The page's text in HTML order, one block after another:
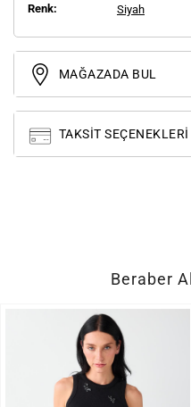
Renk:
Siyah
MAĞAZADA BUL
TAKSIT SEÇENEKLERI
Beraber